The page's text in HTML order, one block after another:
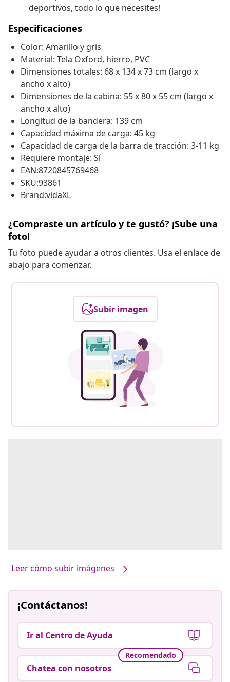
deportivos, todo lo que necesites!
Especificaciones
Color: Amarillo y gris
Material: Tela Oxford, hierro, PVC
Dimensiones totales: 68 x 134 x 73 cm (largo x
ancho x alto)
Dimensiones de la cabina: 55 x 80 x 55 cm (largo x
ancho x alto)
Longitud de la bandera: 139 cm
Capacidad máxima de carga: 45 kg
Capacidad de carga de la barra de tracción: 3-11 kg
Requiere montaje: Sí
EAN:8720845769468
SKU:93861
Brand:vidaXL
¿Compraste un artículo y te gustó? ¡Sube una
foto!
Tu foto puede ayudar a otros clientes. Usa el enlace de
abajo para comenzar.
Subir imagen
Leer cómo subir imágenes
¡Contáctanos!
Ir al Centro de Ayuda
Recomendado
Chatea con nosotros